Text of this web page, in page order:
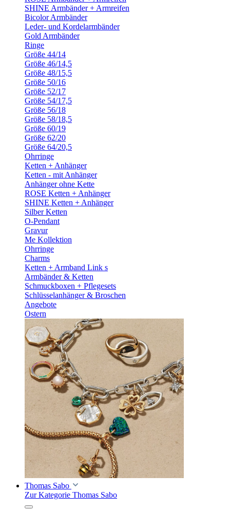
SHINE Armbänder + Armreifen
Bicolor Armbänder
Leder- und Kordelarmbänder
Gold Armbänder
Ringe
Größe 44/14
Größe 46/14,5
Größe 48/15,5
Größe 50/16
Größe 52/17
Größe 54/17,5
Größe 56/18
Größe 58/18,5
Größe 60/19
Größe 62/20
Größe 64/20,5
Ohrringe
Ketten + Anhänger
Ketten - mit Anhänger
Anhänger ohne Kette
ROSE Ketten + Anhänger
SHINE Ketten + Anhänger
Silber Ketten
O-Pendant
Gravur
Me Kollektion
Ohrringe
Charms
Ketten + Armband Link s
Armbänder & Ketten
Schmuckboxen + Pflegesets
Schlüsselanhänger & Broschen
Angebote
Ostern
Thomas Sabo
Zur Kategorie Thomas Sabo